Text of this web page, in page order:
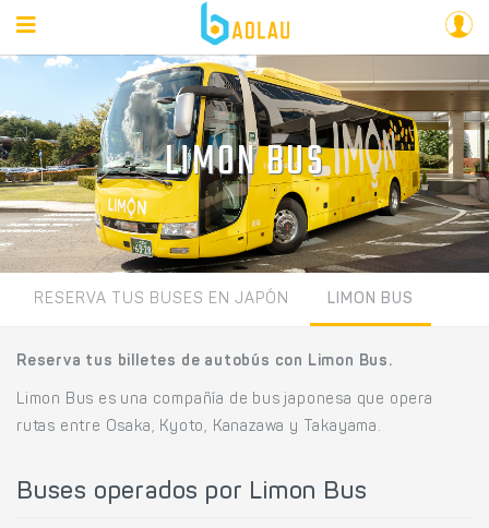
LIMON BUS
RESERVA TUS BUSES EN JAPÓN LIMON BUS
Reserva tus billetes de autobús con Limon Bus.
Limon Bus es una compañía de bus japonesa que opera
rutas entre Osaka, Kyoto, Kanazawa y Takayama.
Buses operados por Limon Bus